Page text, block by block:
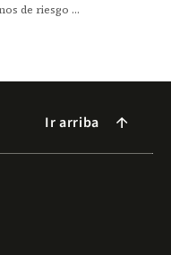
de riesgo a
Ir arriba arrow_forward